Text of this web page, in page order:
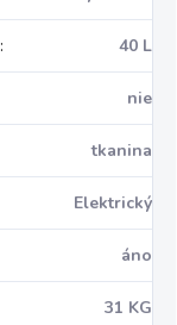
: 40 L
nie
tkanina
Elektrický
áno
31 KG